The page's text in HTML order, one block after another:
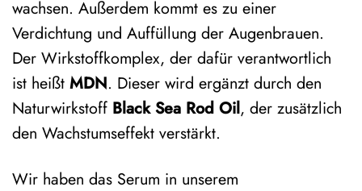
wachsen. Außerdem kommt es zu einer
Verdichtung und Auffüllung der Augenbrauen.
Der Wirkstoffkomplex, der dafür verantwortlich
ist heißt MDN. Dieser wird ergänzt durch den
Naturwirkstoff Black Sea Rod Oil, der zusätzlich
den Wachstumseffekt verstärkt.
Wir haben das Serum in unserem